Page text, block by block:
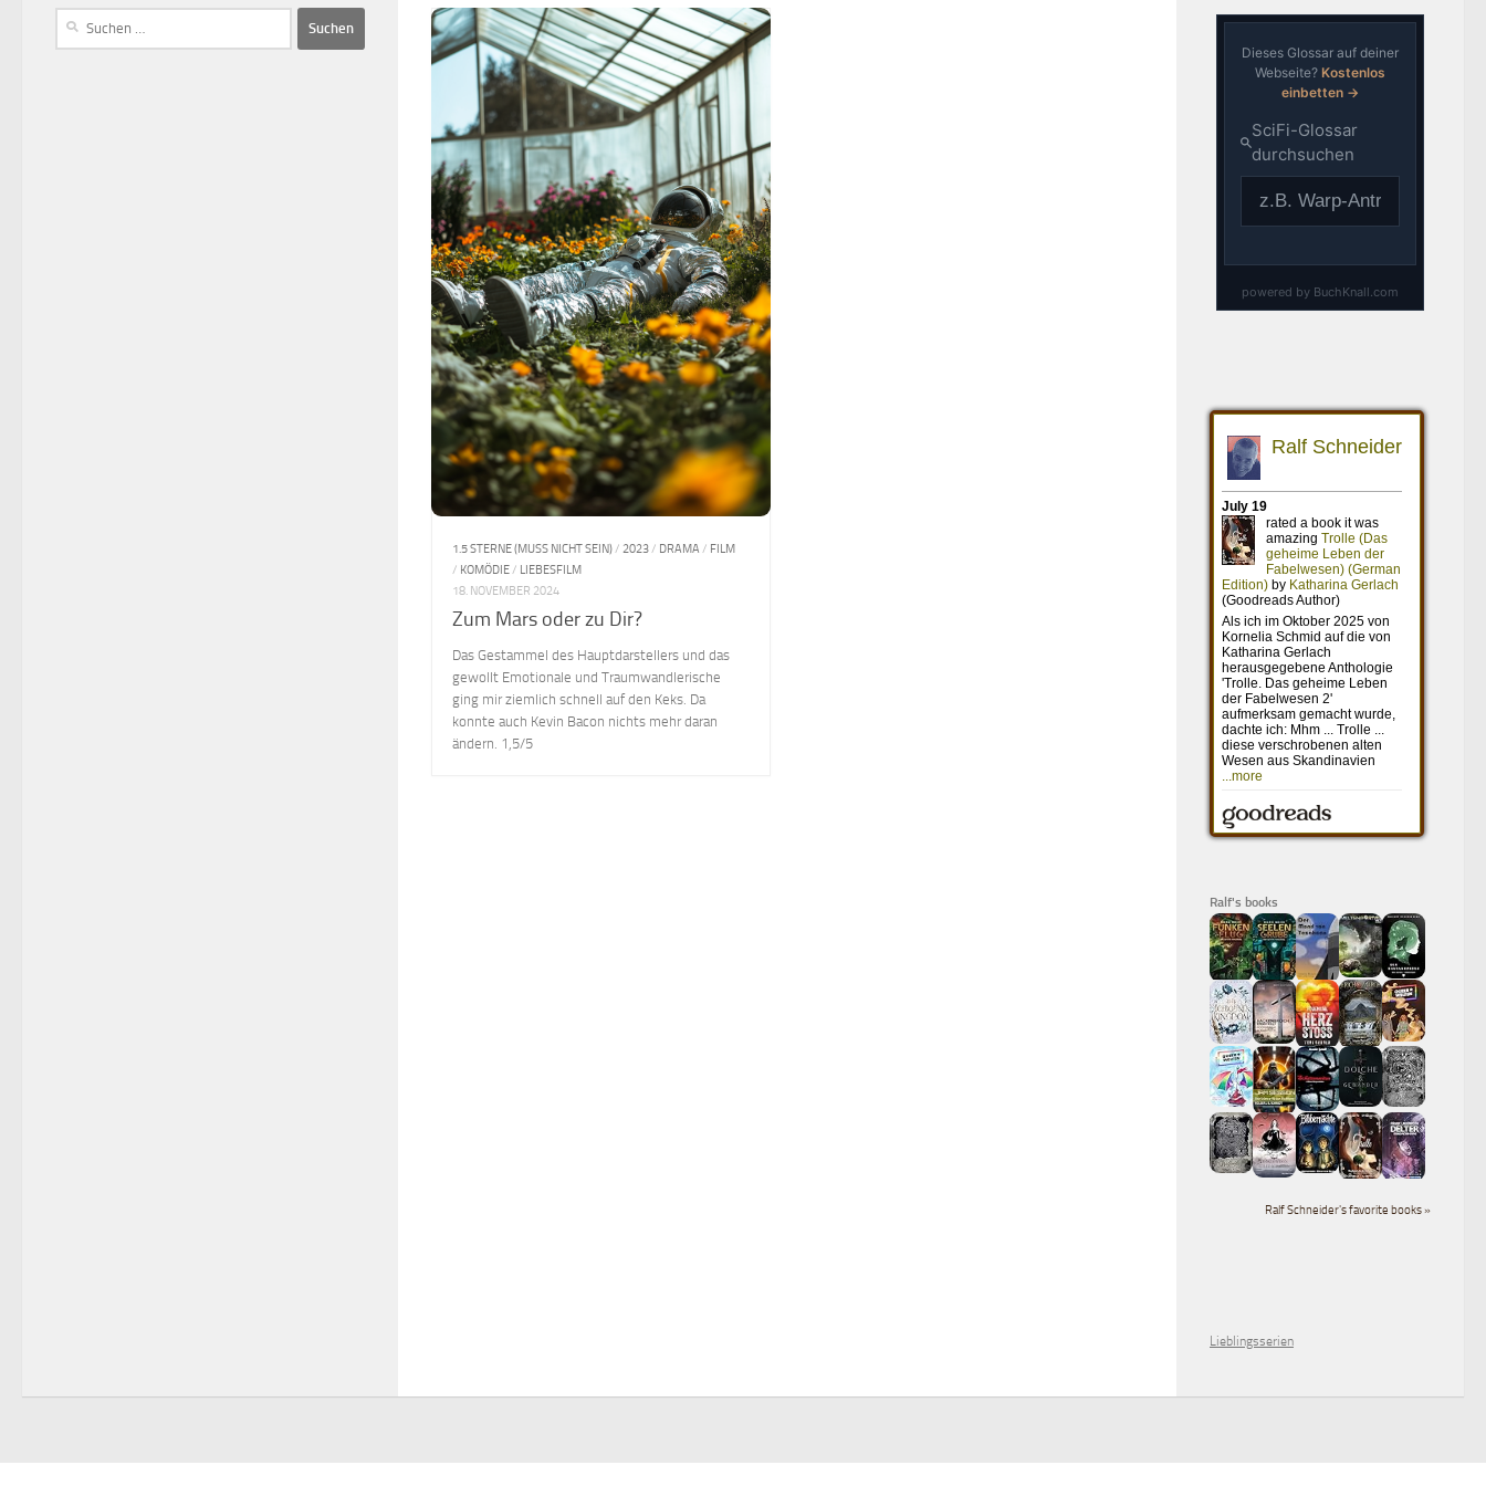
1.5 STERNE (MUSS NICHT SEIN) / 2023 / DRAMA / FILM
/ KOMÖDIE / LIEBESFILM
18. NOVEMBER 2024
Zum Mars oder zu Dir?
Das Gestammel des Hauptdarstellers und das
gewollt Emotionale und Traumwandlerische
ging mir ziemlich schnell auf den Keks. Da
konnte auch Kevin Bacon nichts mehr daran
ändern. 1,5/5
Ralf's books
Ralf Schneider's favorite books »
Lieblingsserien